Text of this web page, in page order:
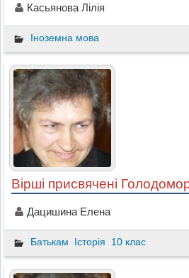
Касьянова Лілія
Іноземна мова
Вірші присвячені
Дацишина Елена
Батькам Історія 10 клас